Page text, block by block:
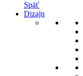
Späť
Dizajn